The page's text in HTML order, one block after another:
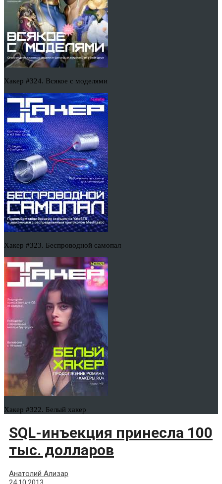
Хакер #324. Всякое с моделями
Хакер #323. Беспроводной самопал
Хакер #322. Белый хакер
SQL-инъекция принесла 100
тыс. долларов
Анатолий Ализар